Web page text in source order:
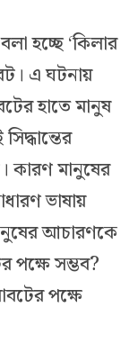
হচ্ছে ‘কিলার
এ ঘটনায়
হাতে মানুষ
কারণ মানুষের
ভাষায়
আচারণকে
পক্ষে সম্ভব?
পক্ষে